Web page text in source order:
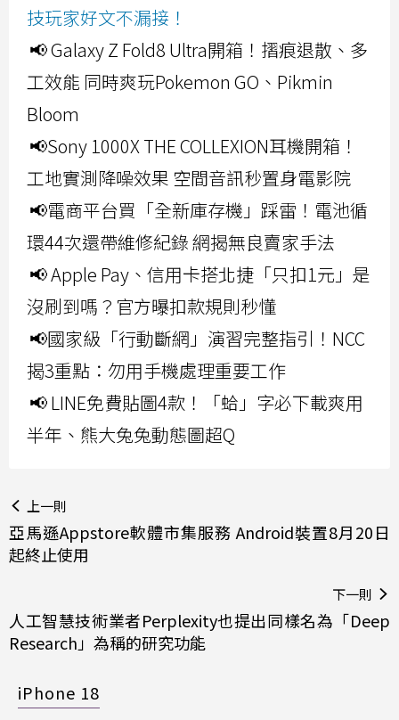
技玩家好文不漏接！
📢 Galaxy Z Fold8 Ultra開箱！摺痕退散、多
工效能 同時爽玩Pokemon GO、Pikmin
Bloom
📢Sony 1000X THE COLLEXION耳機開箱！
工地實測降噪效果 空間音訊秒置身電影院
📢電商平台買「全新庫存機」踩雷！電池循
環44次還帶維修紀錄 網揭無良賣家手法
📢 Apple Pay、信用卡搭北捷「只扣1元」是
沒刷到嗎？官方曝扣款規則秒懂
📢國家級「行動斷網」演習完整指引！NCC
揭3重點：勿用手機處理重要工作
📢 LINE免費貼圖4款！「蛤」字必下載爽用
半年、熊大兔兔動態圖超Q
上一則
亞馬遜Appstore軟體市集服務 Android裝置8月20日
起終止使用
下一則
人工智慧技術業者Perplexity也提出同樣名為「Deep
Research」為稱的研究功能
iPhone 18